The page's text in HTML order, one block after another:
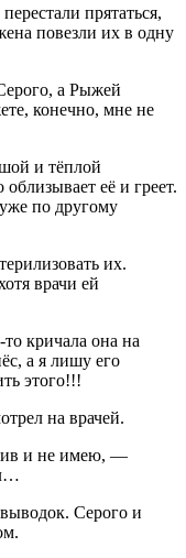
прятаться,
повезли их в одну
а Рыжей
конечно, мне не
и тёплой
её и греет.
по другому
их.
врачи ей
кричала она на
а я лишу его
этого!!!
на врачей.
и не имею, —
Серого и